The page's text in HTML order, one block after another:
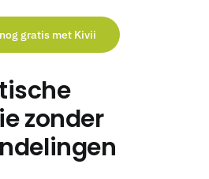
gratis met Kivii
zonder